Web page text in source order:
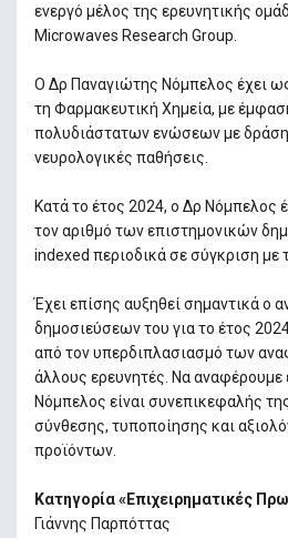
ενεργό μέλος της ερευνητικής
Microwaves Research Group.
Ο Δρ Παναγιώτης Νόμπελος έχει
τη Φαρμακευτική Χημεία, με
πολυδιάστατων ενώσεων με δράση
νευρολογικές παθήσεις.
Κατά το έτος 2024, ο Δρ Νόμπελος
τον αριθμό των επιστημονικών
indexed περιοδικά σε σύγκριση με
Έχει επίσης αυξηθεί σημαντικά ο
δημοσιεύσεων του για το έτος
από τον υπερδιπλασιασμό των
άλλους ερευνητές. Να αναφέρουμε
Νόμπελος είναι συνεπικεφαλής
σύνθεσης, τυποποίησης και
προϊόντων.
Κατηγορία «Επιχειρηματικές
Γιάννης Παρπόττας